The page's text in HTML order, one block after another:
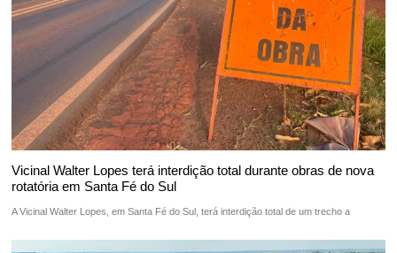
Vicinal Walter Lopes terá interdição total durante obras de nova
rotatória em Santa Fé do Sul
A Vicinal Walter Lopes, em Santa Fé do Sul, terá interdição total de um trecho a